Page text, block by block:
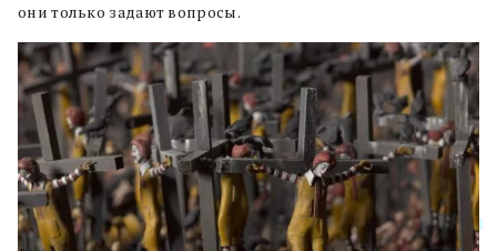
они только задают вопросы.